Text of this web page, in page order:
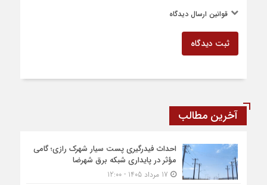
قوانین ارسال دیدگاه
ثبت دیدگاه
آخرین مطالب
احداث فیدرگیری پست سیار شهرک رازی؛ گامی
مؤثر در پایداری شبکه برق شهرضا